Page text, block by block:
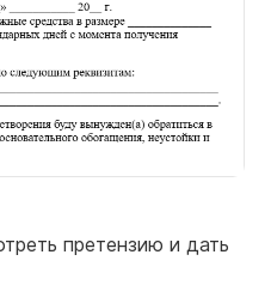
претензию и дать